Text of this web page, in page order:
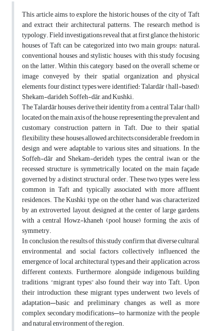
This article aims to explore the historic houses of the city of Taft
and extract their architectural patterns. The research method is
typology. Field investigations reveal that, at first glance, the historic
houses of Taft can be categorized into two main groups: natural–
conventional houses and stylistic houses, with this study focusing
on the latter. Within this category, based on the overall scheme or
image conveyed by their spatial organization and physical
elements, four distinct types were identified: Talardār (hall-based),
Shekam-darideh, Soffeh-dār, and Kushki.
The Talardār houses derive their identity from a central Talar (hall)
located on the main axis of the house, representing the prevalent and
customary construction pattern in Taft. Due to their spatial
flexibility, these houses allowed architects considerable freedom in
design and were adaptable to various sites and situations. In the
Soffeh-dār and Shekam-derideh types, the central iwan or the
recessed structure is symmetrically located on the main façade,
governed by a distinct structural order. These two types were less
common in Taft and typically associated with more affluent
residences. The Kushki type, on the other hand, was characterized
by an extroverted layout, designed at the center of large gardens,
with a central Howz-khaneh (pool house) forming the axis of
symmetry.
In conclusion, the results of this study confirm that diverse cultural,
environmental, and social factors collectively influenced the
emergence of local architectural types and their application across
different contexts. Furthermore, alongside indigenous building
traditions, “migrant types” also found their way into Taft. Upon
their introduction, these migrant types underwent two levels of
adaptation—basic and preliminary changes, as well as more
complex secondary modifications—to harmonize with the people
and natural environment of the region.